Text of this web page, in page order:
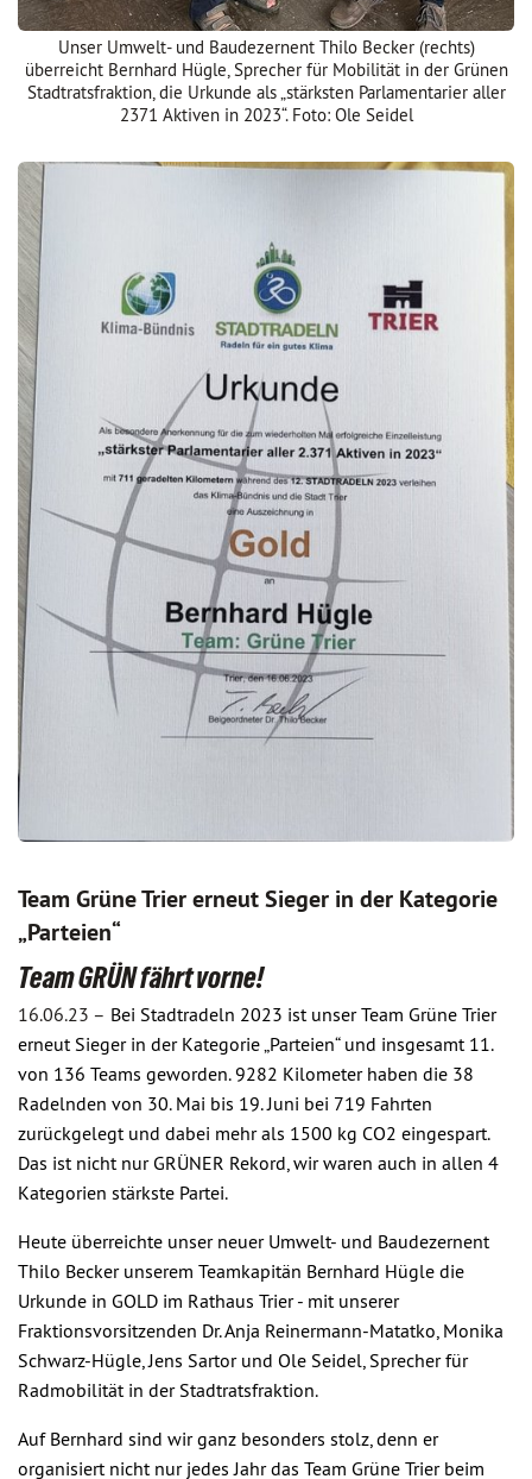
Unser Umwelt- und Baudezernent Thilo Becker (rechts)
überreicht Bernhard Hügle, Sprecher für Mobilität in der Grünen
Stadtratsfraktion, die Urkunde als „stärksten Parlamentarier aller
2371 Aktiven in 2023“. Foto: Ole Seidel
Team Grüne Trier erneut Sieger in der Kategorie
„Parteien“
Team GRÜN fährt vorne!
16.06.23 – Bei Stadtradeln 2023 ist unser Team Grüne Trier
erneut Sieger in der Kategorie „Parteien“ und insgesamt 11.
von 136 Teams geworden. 9282 Kilometer haben die 38
Radelnden von 30. Mai bis 19. Juni bei 719 Fahrten
zurückgelegt und dabei mehr als 1500 kg CO2 eingespart.
Das ist nicht nur GRÜNER Rekord, wir waren auch in allen 4
Kategorien stärkste Partei.
Heute überreichte unser neuer Umwelt- und Baudezernent
Thilo Becker unserem Teamkapitän Bernhard Hügle die
Urkunde in GOLD im Rathaus Trier - mit unserer
Fraktionsvorsitzenden Dr. Anja Reinermann-Matatko, Monika
Schwarz-Hügle, Jens Sartor und Ole Seidel, Sprecher für
Radmobilität in der Stadtratsfraktion.
Auf Bernhard sind wir ganz besonders stolz, denn er
organisiert nicht nur jedes Jahr das Team Grüne Trier beim